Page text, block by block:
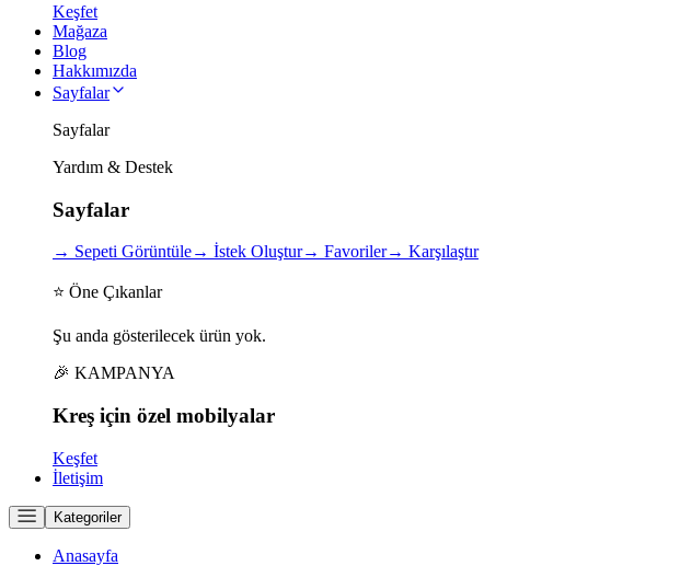
Keşfet
Mağaza
Blog
Hakkımızda
Sayfalar
Sayfalar
Yardım & Destek
Sayfalar
→ Sepeti Görüntüle→ İstek Oluştur→ Favoriler→ Karşılaştır
⭐ Öne Çıkanlar
Şu anda gösterilecek ürün yok.
🎉 KAMPANYA
Kreş için özel mobilyalar
Keşfet
İletişim
Kategoriler
Anasayfa